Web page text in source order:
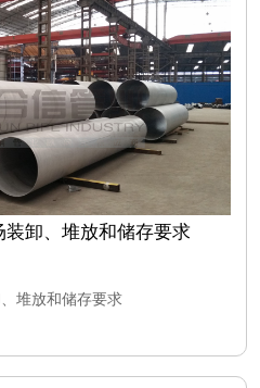
卸、堆放和储存要求
堆放和储存要求